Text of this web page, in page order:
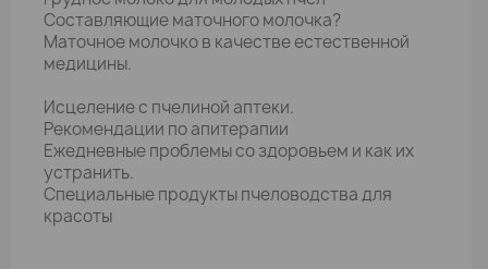
Составляющие маточного молочка?
Маточное молочко в качестве естественной
медицины.
Исцеление с пчелиной аптеки.
Рекомендации по апитерапии
Ежедневные проблемы со здоровьем и как их
устранить.
Специальные продукты пчеловодства для
красоты